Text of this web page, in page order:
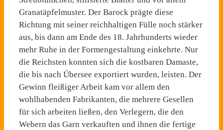
Granatäpfelmuster. Der Barock prägte diese
Richtung mit seiner reichhaltigen Fülle noch stärker
aus, bis dann am Ende des 18. Jahrhunderts wieder
mehr Ruhe in der Formengestaltung ein­kehrte. Nur
die Reichsten konn­ten sich die kostbaren Damaste,
die bis nach Übersee exportiert wurden, leisten. Der
Gewinn fleißiger Arbeit kam vor allem den
wohlhabenden Fabrikanten, die mehrere Gesellen
für sich arbeiten ließen, den Verlegern, die den
Webern das Garn verkauften und ihnen die fertige